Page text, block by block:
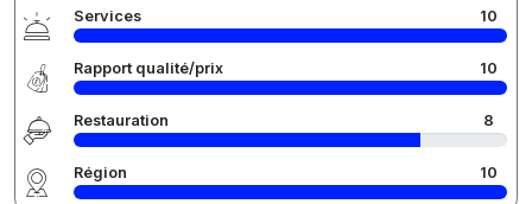
Services 10
Rapport qualité/prix 10
Restauration 8
Région 10